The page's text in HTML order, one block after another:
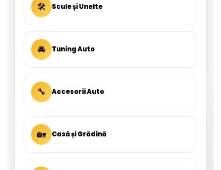
🛠 Scule și Unelte
🚘 Tuning Auto
🔧 Accesorii Auto
🏡 Casă și Grădină